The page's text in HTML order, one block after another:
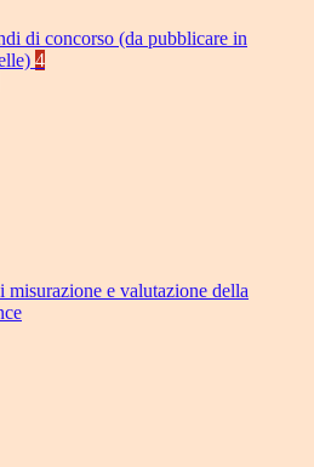
di concorso (da pubblicare in
4
misurazione e valutazione della